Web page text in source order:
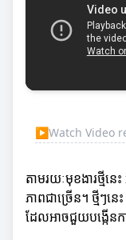
▶Watch Video
តាមរយៈមុខងារថ្មីនេ
ភាពជាច្រើន។ ថ្មីៗន
ដែលអាចជួយបង្កើន